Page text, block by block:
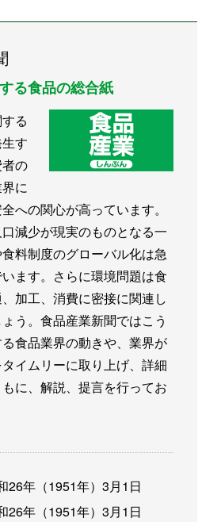
る食品の総合紙
る
す
の
に
への関心が高っています。
減少が現実のものとなる一
料制度のグローバル化は急
ます。さらに環境問題は食
加工、消費に密接に関連し
う。食品産業新聞ではこう
食品業界の動きや、業界が
イムリーに取り上げ、詳細
に、解説、提言を行ってお
26年（1951年）3月1日
26年（1951年）3月1日